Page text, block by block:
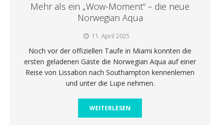
Mehr als ein „Wow-Moment“ – die neue
Norwegian Aqua
11. April 2025
Noch vor der offiziellen Taufe in Miami konnten die
ersten geladenen Gäste die Norwegian Aqua auf einer
Reise von Lissabon nach Southampton kennenlernen
und unter die Lupe nehmen.
WEITERLESEN